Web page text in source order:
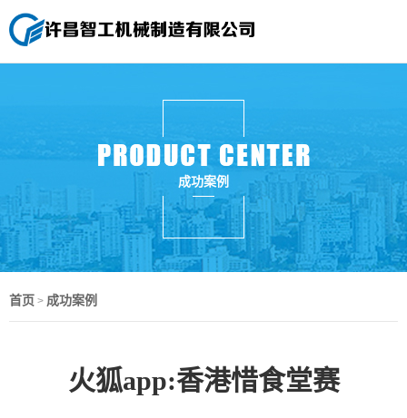
成功案例
首页 > 成功案例
火狐app:香港惜食堂赛